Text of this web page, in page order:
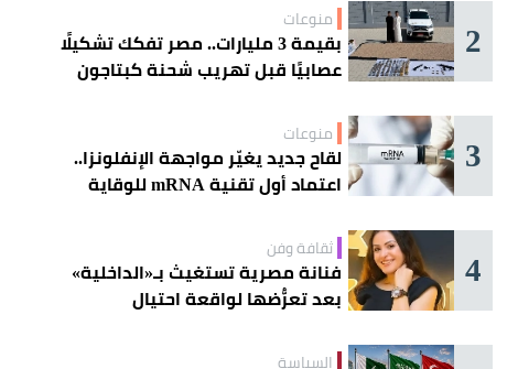
2 منوعات
بقيمة 3 مليارات.. مصر تفكك تشكيلًا
عصابيًا قبل تهريب شحنة كبتاجون
3 منوعات
لقاح جديد يغيّر مواجهة الإنفلونزا..
اعتماد أول تقنية mRNA للوقاية
4 ثقافة وفن
فنانة مصرية تستغيث بـ«الداخلية»
بعد تعرُّضها لواقعة احتيال
السياسة